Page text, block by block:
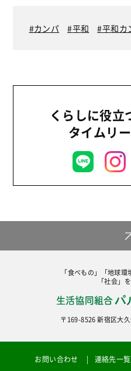
カンパ 平和 平和カ
くらしに役立
タイムリ
「食べもの」「地球
「社会」
〒169-8526 新宿区大
お問い合わせ 連絡先一覧